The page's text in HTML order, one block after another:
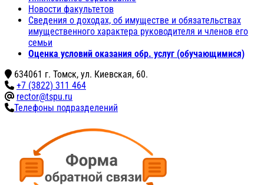
Новости факультетов
Сведения о доходах, об имуществе и обязательствах
имущественного характера руководителя и членов его
семьи
Оценка условий оказания обр. услуг (обучающимися)
634061 г. Томск, ул. Киевская, 60.
+7 (3822) 311 464
rector@tspu.ru
Телефоны подразделений